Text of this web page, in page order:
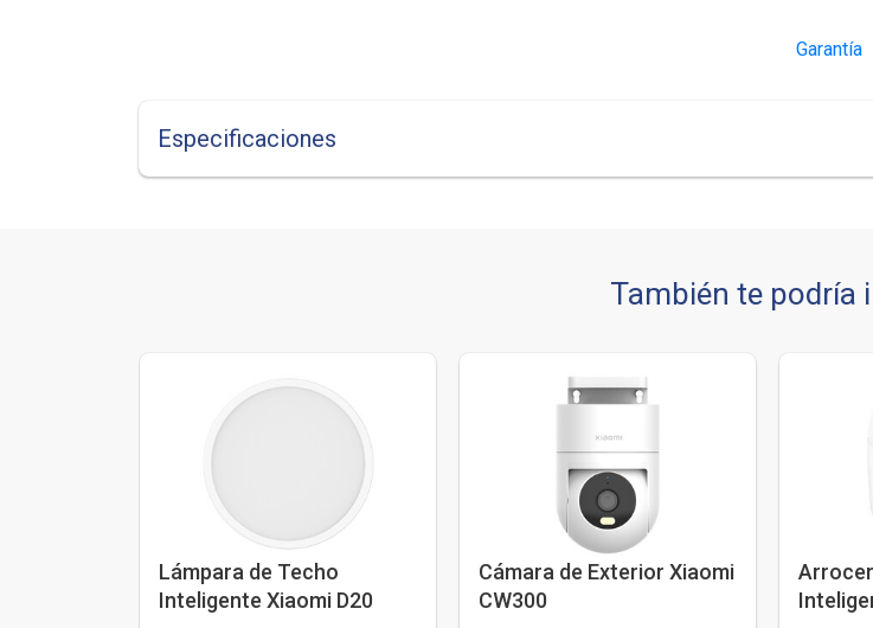
Garantía
Especificaciones
También te podría
Lámpara de Techo
Inteligente Xiaomi D20
Cámara de Exterior Xiaomi
CW300